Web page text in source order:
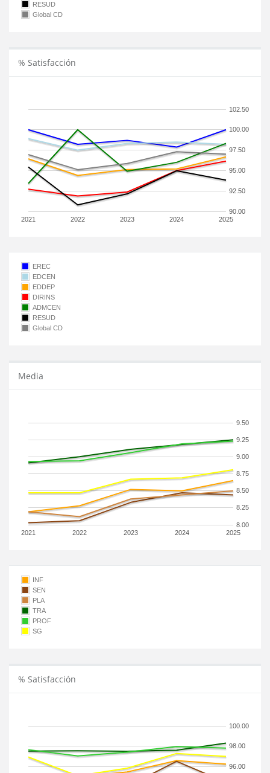
RESUD
Global CD
% Satisfacción
2021 2022 2023 2024 2025
90.00
92.50
95.00
97.50
100.00
102.50
EREC
EDCEN
EDDEP
DIRINS
ADMCEN
RESUD
Global CD
Media
2021 2022 2023 2024 2025
8.00
8.25
8.50
8.75
9.00
9.25
9.50
INF
SEN
PLA
TRA
PROF
SG
% Satisfacción
96.00
98.00
100.00